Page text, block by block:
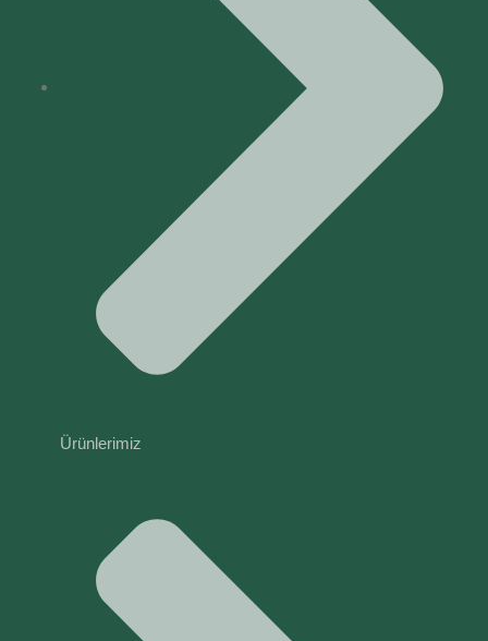
Ürünlerimiz